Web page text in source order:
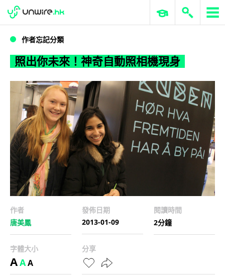
照出你未來！神奇自動照相機現身
WWDC 2026 ERP 與商業 AI
作者忘記分類
照出你未來！神奇自動照相機現身
作者
唐美鳳
發佈日期
2013-01-09
閱讀時間
2分鐘
字體大小
AAA
分享